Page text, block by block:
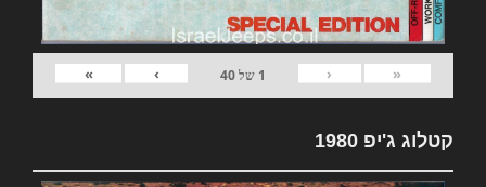
«
‹
1 של40
›
»
קטלוג ג'יפ 1980